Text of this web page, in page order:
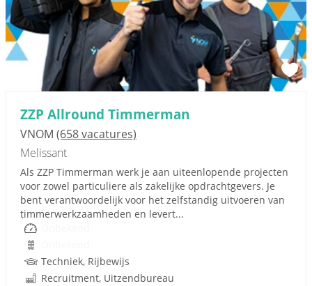
ZZP Allround Timmerman
VNOM (658 vacatures)
Melissant
Als ZZP Timmerman werk je aan uiteenlopende projecten
voor zowel particuliere als zakelijke opdrachtgevers. Je
bent verantwoordelijk voor het zelfstandig uitvoeren van
timmerwerkzaamheden en levert...
Techniek, Rijbewijs
Recruitment, Uitzendbureau